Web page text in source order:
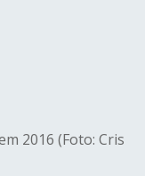
2016 (Foto: Cris